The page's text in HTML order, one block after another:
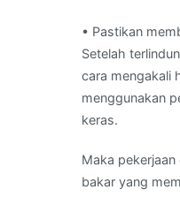
• Pastikan
Setelah
cara mengakali
menggunakan
keras.
Maka
bakar yang